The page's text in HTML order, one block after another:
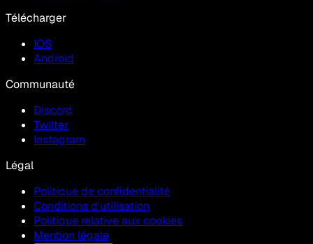
Télécharger
IOS
Android
Communauté
Discord
Twitter
Instagram
Légal
Politique de confidentialité
Conditions d'utilisation
Politique relative aux cookies
Mention légale